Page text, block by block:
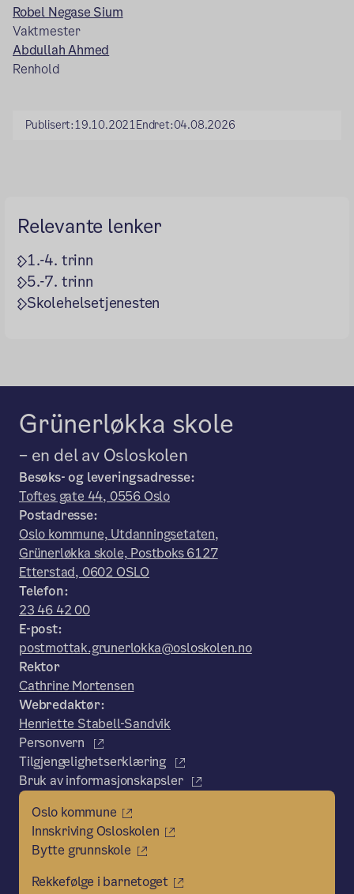
Robel Negase Sium
Vaktmester
Abdullah Ahmed
Renhold
Publisert:19.10.2021Endret:04.08.2026
Relevante lenker
1.-4. trinn
5.-7. trinn
Skolehelsetjenesten
Grünerløkka skole
– en del av Osloskolen
Besøks- og leveringsadresse:
Toftes gate 44, 0556 Oslo
Postadresse:
Oslo kommune, Utdanningsetaten,
Grünerløkka skole, Postboks 6127
Etterstad, 0602 OSLO
Telefon:
23 46 42 00
E-post:
postmottak.grunerlokka@osloskolen.no
Rektor
Cathrine Mortensen
Webredaktør:
Henriette Stabell-Sandvik
Personvern
Tilgjengelighetserklæring
Bruk av informasjonskapsler
Oslo kommune
Innskriving Osloskolen
Bytte grunnskole
Rekkefølge i barnetoget